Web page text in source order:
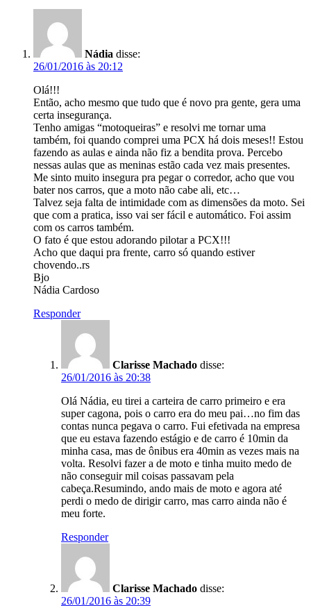
Nádia disse:
26/01/2016 às 20:12
Olá!!!
Então, acho mesmo que tudo que é novo pra gente, gera uma
certa insegurança.
Tenho amigas “motoqueiras” e resolvi me tornar uma
também, foi quando comprei uma PCX há dois meses!! Estou
fazendo as aulas e ainda não fiz a bendita prova. Percebo
nessas aulas que as meninas estão cada vez mais presentes.
Me sinto muito insegura pra pegar o corredor, acho que vou
bater nos carros, que a moto não cabe ali, etc…
Talvez seja falta de intimidade com as dimensões da moto. Sei
que com a pratica, isso vai ser fácil e automático. Foi assim
com os carros também.
O fato é que estou adorando pilotar a PCX!!!
Acho que daqui pra frente, carro só quando estiver
chovendo..rs
Bjo
Nádia Cardoso
Responder
Clarisse Machado disse:
26/01/2016 às 20:38
Olá Nádia, eu tirei a carteira de carro primeiro e era
super cagona, pois o carro era do meu pai…no fim das
contas nunca pegava o carro. Fui efetivada na empresa
que eu estava fazendo estágio e de carro é 10min da
minha casa, mas de ônibus era 40min as vezes mais na
volta. Resolvi fazer a de moto e tinha muito medo de
não conseguir mil coisas passavam pela
cabeça.Resumindo, ando mais de moto e agora até
perdi o medo de dirigir carro, mas carro ainda não é
meu forte.
Responder
Clarisse Machado disse:
26/01/2016 às 20:39